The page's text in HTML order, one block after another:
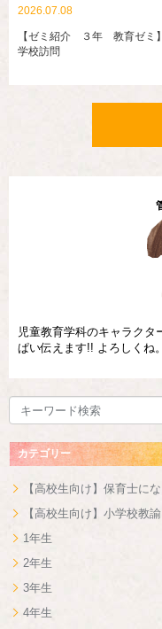
2026.07.08
【ゼミ紹介 ３年 教育ゼミ
学校訪問
児童教育学科のキャラクタ
ぱい伝えます!! よろしくね。
カテゴリー
【高校生向け】保育士にな
【高校生向け】小学校教
1年生
2年生
3年生
4年生